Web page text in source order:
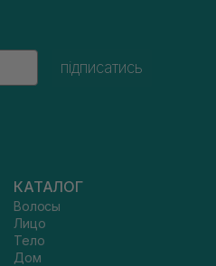
підписатись
КАТАЛОГ
Волосы
Лицо
Тело
Дом